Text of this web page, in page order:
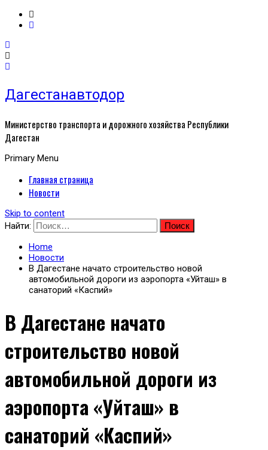
Дагестанавтодор
Министерство транспорта и дорожного хозяйства Республики
Дагестан
Primary Menu
Главная страница
Новости
Skip to content
Найти:
Home
Новости
В Дагестане начато строительство новой
автомобильной дороги из аэропорта «Уйташ» в
санаторий «Каспий»
В Дагестане начато
строительство новой
автомобильной дороги из
аэропорта «Уйташ» в
санаторий «Каспий»